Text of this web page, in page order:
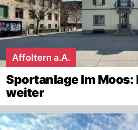
Affoltern a.A.
Sportanlage Im Moos:
weiter